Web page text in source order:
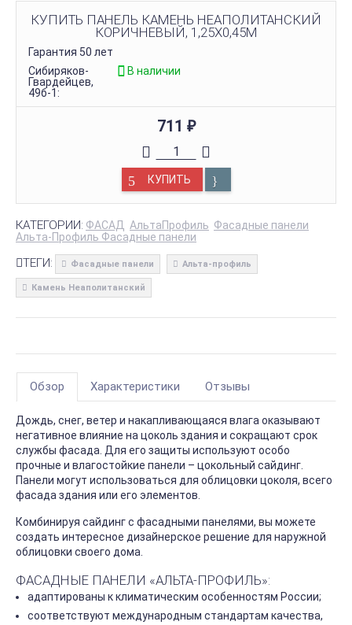
КУПИТЬ ПАНЕЛЬ КАМЕНЬ НЕАПОЛИТАНСКИЙ
КОРИЧНЕВЫЙ, 1,25Х0,45М
Гарантия 50 лет
Сибиряков-
Гвардейцев,
49б-1:
В наличии
711 ₽
КУПИТЬ
КАТЕГОРИИ: ФАСАД АльтаПрофиль Фасадные панели
Альта-Профиль Фасадные панели
ТЕГИ: Фасадные панели Альта-профиль
Камень Неаполитанский
Обзор Характеристики Отзывы
Дождь, снег, ветер и накапливающаяся влага оказывают
негативное влияние на цоколь здания и сокращают срок
службы фасада. Для его защиты используют особо
прочные и влагостойкие панели – цокольный сайдинг.
Панели могут использоваться для облицовки цоколя, всего
фасада здания или его элементов.
Комбинируя сайдинг с фасадными панелями, вы можете
создать интересное дизайнерское решение для наружной
облицовки своего дома.
ФАСАДНЫЕ ПАНЕЛИ «АЛЬТА-ПРОФИЛЬ»:
адаптированы к климатическим особенностям России;
соответствуют международным стандартам качества,